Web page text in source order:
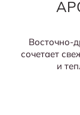
Восточно-
сочетает
и